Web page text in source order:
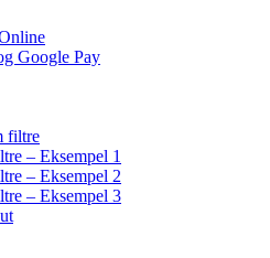
Google Pay
filtre
– Eksempel 1
– Eksempel 2
– Eksempel 3